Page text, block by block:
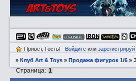
Привет, Гость! Войдитеили
»Клуб Art & Toys »Продажа фигурок 1/6 »
Страница: 1